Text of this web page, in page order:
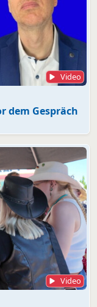
Video
dem Gespräch
Video